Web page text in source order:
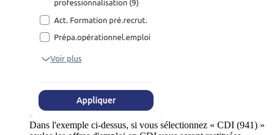
Dans l'exemple ci-dessus, si vous sélectionnez « CDI (941) »